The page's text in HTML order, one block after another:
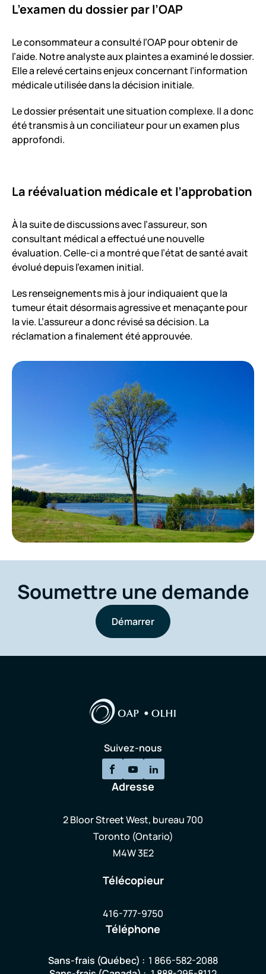
L’examen du dossier par l’OAP
Le consommateur a consulté l’OAP pour obtenir de
l’aide. Notre analyste aux plaintes a examiné le dossier.
Elle a relevé certains enjeux concernant l’information
médicale utilisée dans la décision initiale.
Le dossier présentait une situation complexe. Il a donc
été transmis à un conciliateur pour un examen plus
approfondi.
La réévaluation médicale et l’approbation
À la suite de discussions avec l’assureur, son
consultant médical a effectué une nouvelle
évaluation. Celle-ci a montré que l’état de santé avait
évolué depuis l’examen initial.
Les renseignements mis à jour indiquaient que la
tumeur était désormais agressive et menaçante pour
la vie. L’assureur a donc révisé sa décision. La
réclamation a finalement été approuvée.
Soumettre une demande
Démarrer
Suivez-nous
Adresse
2 Bloor Street West, bureau 700
Toronto (Ontario)
M4W 3E2
Télécopieur
416-777-9750
Téléphone
Sans-frais (Québec) : 1 866-582-2088